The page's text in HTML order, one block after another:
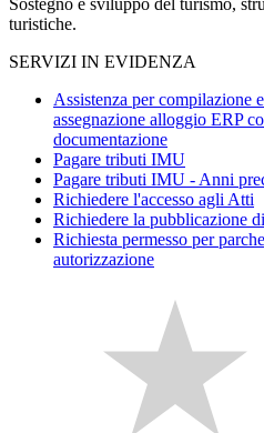
turistiche.
SERVIZI IN EVIDENZA
Assistenza per compilazione
assegnazione alloggio ERP
documentazione
Pagare tributi IMU
Pagare tributi IMU - Anni
Richiedere l'accesso agli Atti
Richiedere la pubblicazione
Richiesta permesso per
autorizzazione